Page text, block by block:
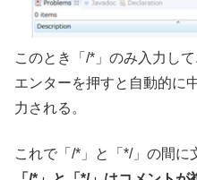
このとき「/*」のみ入力し
エンターを押すと自動的に
力される。
これで「/*」と「*/」の間に